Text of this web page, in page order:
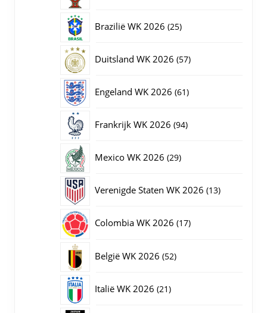
Brazilië WK 2026 2525
Duitsland WK 2026 5757
Engeland WK 2026 6161
Frankrijk WK 2026 9494
Mexico WK 2026 2929
Verenigde Staten WK 2026 1313
Colombia WK 2026 1717
België WK 2026 5252
Italië WK 2026 2121